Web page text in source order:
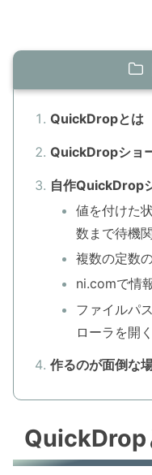
QuickDropとは
QuickDropショ
自作QuickDrop
値を付けた
数まで待機
複数の定数
ni.comで情
ファイルパ
ローラを開く
作るのが面倒な
QuickDrop